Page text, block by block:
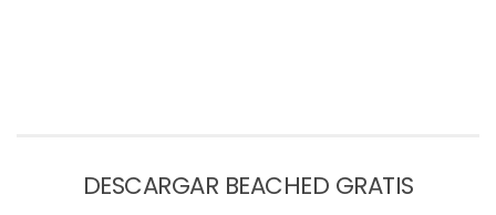
DESCARGAR BEACHED GRATIS